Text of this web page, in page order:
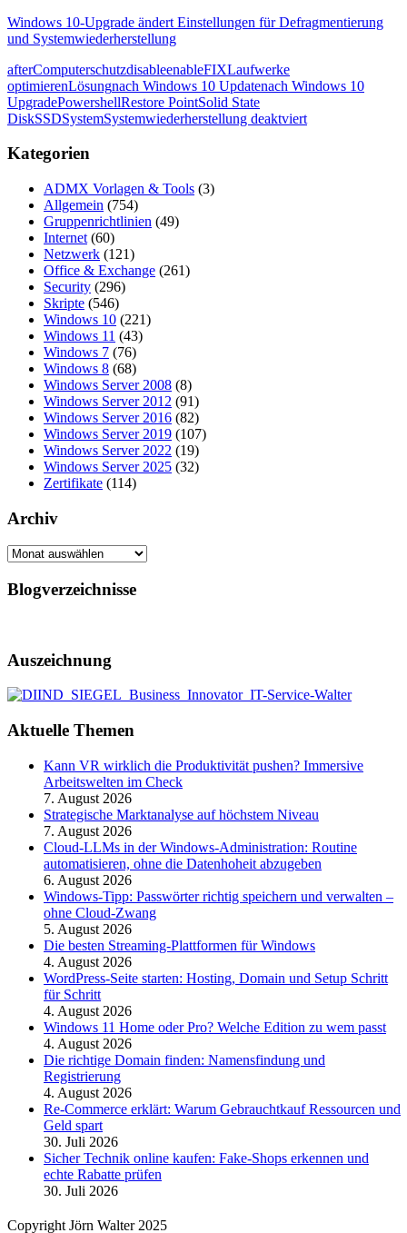
Windows 10-Upgrade ändert Einstellungen für Defragmentierung
und Systemwiederherstellung
afterComputerschutzdisableenableFIXLaufwerke
optimierenLösungnach Windows 10 Updatenach Windows 10
UpgradePowershellRestore PointSolid State
DiskSSDSystemSystemwiederherstellung deaktviert
Kategorien
ADMX Vorlagen & Tools (3)
Allgemein (754)
Gruppenrichtlinien (49)
Internet (60)
Netzwerk (121)
Office & Exchange (261)
Security (296)
Skripte (546)
Windows 10 (221)
Windows 11 (43)
Windows 7 (76)
Windows 8 (68)
Windows Server 2008 (8)
Windows Server 2012 (91)
Windows Server 2016 (82)
Windows Server 2019 (107)
Windows Server 2022 (19)
Windows Server 2025 (32)
Zertifikate (114)
Archiv
Archiv
Blogverzeichnisse
Auszeichnung
Aktuelle Themen
Kann VR wirklich die Produktivität pushen? Immersive
Arbeitswelten im Check
7. August 2026
Strategische Marktanalyse auf höchstem Niveau
7. August 2026
Cloud-LLMs in der Windows-Administration: Routine
automatisieren, ohne die Datenhoheit abzugeben
6. August 2026
Windows-Tipp: Passwörter richtig speichern und verwalten –
ohne Cloud-Zwang
5. August 2026
Die besten Streaming-Plattformen für Windows
4. August 2026
WordPress-Seite starten: Hosting, Domain und Setup Schritt
für Schritt
4. August 2026
Windows 11 Home oder Pro? Welche Edition zu wem passt
4. August 2026
Die richtige Domain finden: Namensfindung und
Registrierung
4. August 2026
Re-Commerce erklärt: Warum Gebrauchtkauf Ressourcen und
Geld spart
30. Juli 2026
Sicher Technik online kaufen: Fake-Shops erkennen und
echte Rabatte prüfen
30. Juli 2026
Copyright Jörn Walter 2025